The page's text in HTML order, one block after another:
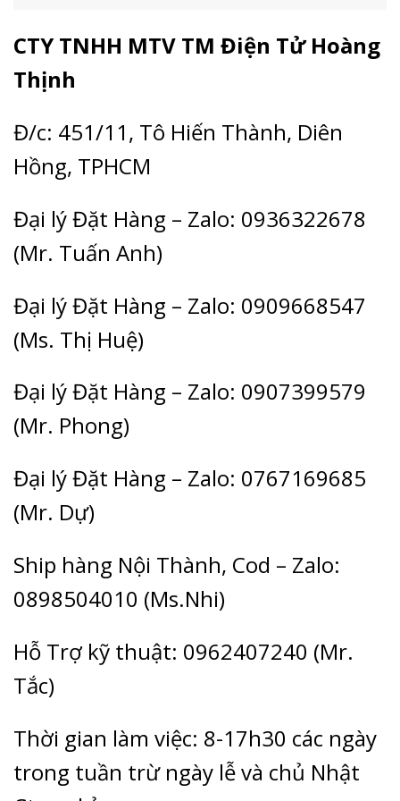
CTY TNHH MTV TM Điện Tử Hoàng
Thịnh
Đ/c: 451/11, Tô Hiến Thành, Diên
Hồng, TPHCM
Đại lý Đặt Hàng – Zalo: 0936322678
(Mr. Tuấn Anh)
Đại lý Đặt Hàng – Zalo: 0909668547
(Ms. Thị Huệ)
Đại lý Đặt Hàng – Zalo: 0907399579
(Mr. Phong)
Đại lý Đặt Hàng – Zalo: 0767169685
(Mr. Dự)
Ship hàng Nội Thành, Cod – Zalo:
0898504010 (Ms.Nhi)
Hỗ Trợ kỹ thuật: 0962407240 (Mr.
Tắc)
Thời gian làm việc: 8-17h30 các ngày
trong tuần trừ ngày lễ và chủ Nhật